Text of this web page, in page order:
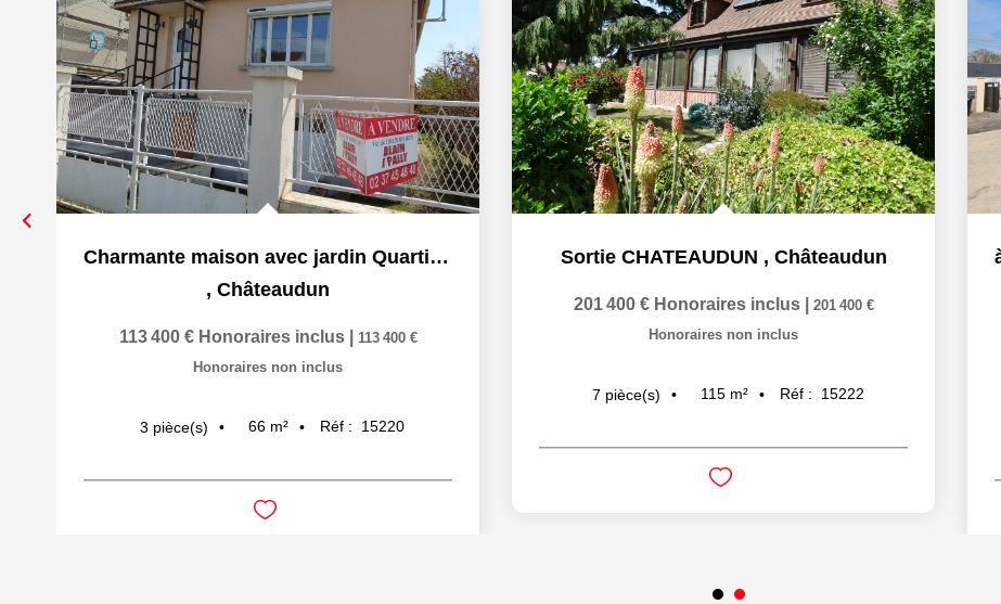
Charmante maison avec jardin Quartier calme à Châteaudun
, Châteaudun
113 400 € Honoraires inclus
113 400 €
Honoraires non inclus
3 pièce(s) 66 m² Réf : 15220
Sortie CHATEAUDUN , Châteaudun
201 400 € Honoraires inclus
201 400 €
Honoraires non inclus
7 pièce(s) 115 m² Réf : 15222